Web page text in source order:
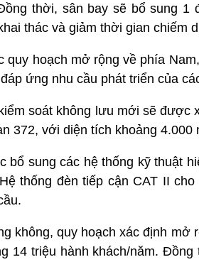
thời, sân bay sẽ bổ sung
thác và giảm thời gian chiếm
quy hoạch mở rộng về phía
ứng nhu cầu phát triển của
soát không lưu mới sẽ được
372, với diện tích khoảng 4.000
bổ sung các hệ thống kỹ thuật
thống đèn tiếp cận CAT II
không, quy hoạch xác định mở
14 triệu hành khách/năm.